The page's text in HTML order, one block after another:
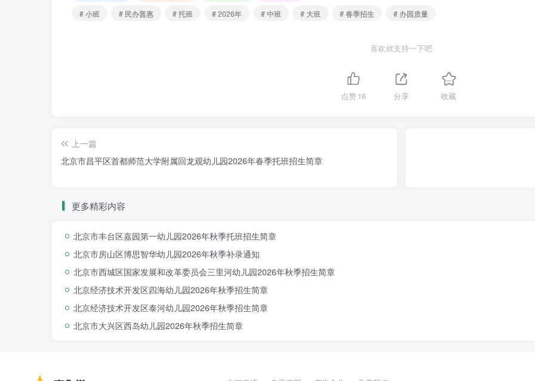
春季招生
尊敬的家长朋友们非常感谢您一直以来对我园的关注支持与信赖。为了更好地做好
大家庭我们期待您的到来!凯尔宝宝幼儿园自开办以来，始终坚持“依法办园、规范管理”，有效落实国家
# 小班
# 民办普惠 # 托班 # 2026年 # 中班 # 大班 # 春季招生 # 办园质量
喜欢就支持一下吧
点赞16 分享 收藏
上一篇
北京市昌平区首都师范大学附属回龙观幼儿园2026年春季托班招生简章
更多精彩内容
北京市丰台区嘉园第一幼儿园2026年秋季托班招生简章
北京市房山区博思智华幼儿园2026年秋季补录通知
北京市西城区国家发展和改革委员会三里河幼儿园2026年秋季招生简章
北京经济技术开发区四海幼儿园2026年秋季招生简章
北京经济技术开发区泰河幼儿园2026年秋季招生简章
北京市大兴区西岛幼儿园2026年秋季招生简章